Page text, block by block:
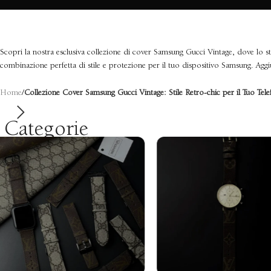
Scopri la nostra esclusiva collezione di cover Samsung Gucci Vintage, dove lo
combinazione perfetta di stile e protezione per il tuo dispositivo Samsung.
Home/Collezione Cover Samsung Gucci Vintage: Stile Retro-chic per il Tuo
Categorie